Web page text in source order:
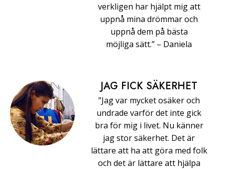
verkligen har hjälpt mig att
uppnå mina drömmar och
uppnå dem på bästa
möjliga sätt.” –⁠ ⁠Daniela
JAG FICK SÄKERHET
”Jag var mycket osäker och
undrade varför det inte gick
bra för mig i livet. Nu känner
jag stor säkerhet. Det är
lättare att ha att göra med folk
och det är lättare att hjälpa